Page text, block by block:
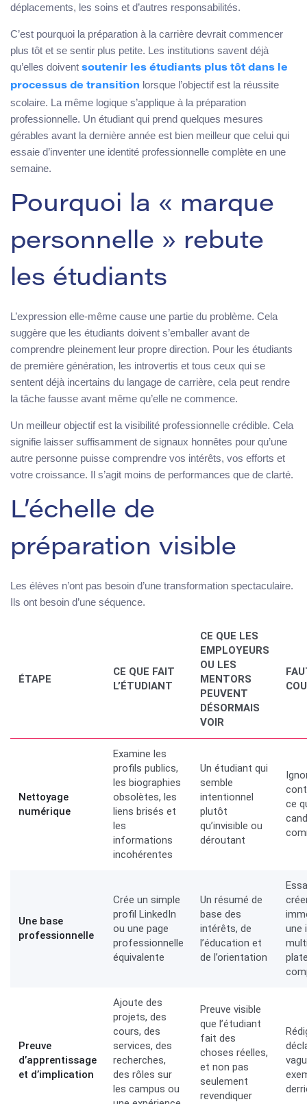
déplacements, les soins et d’autres responsabilités.
C’est pourquoi la préparation à la carrière devrait commencer
plus tôt et se sentir plus petite. Les institutions savent déjà
qu’elles doivent soutenir les étudiants plus tôt dans le
processus de transition lorsque l’objectif est la réussite
scolaire. La même logique s’applique à la préparation
professionnelle. Un étudiant qui prend quelques mesures
gérables avant la dernière année est bien meilleur que celui qui
essaie d’inventer une identité professionnelle complète en une
semaine.
Pourquoi la « marque
personnelle » rebute
les étudiants
L’expression elle-même cause une partie du problème. Cela
suggère que les étudiants doivent s’emballer avant de
comprendre pleinement leur propre direction. Pour les étudiants
de première génération, les introvertis et tous ceux qui se
sentent déjà incertains du langage de carrière, cela peut rendre
la tâche fausse avant même qu’elle ne commence.
Un meilleur objectif est la visibilité professionnelle crédible. Cela
signifie laisser suffisamment de signaux honnêtes pour qu’une
autre personne puisse comprendre vos intérêts, vos efforts et
votre croissance. Il s’agit moins de performances que de clarté.
L’échelle de
préparation visible
Les élèves n’ont pas besoin d’une transformation spectaculaire.
Ils ont besoin d’une séquence.
ÉTAPE
CE QUE FAIT
L’ÉTUDIANT
CE QUE LES
EMPLOYEURS
OU LES
MENTORS
PEUVENT
DÉSORMAIS
VOIR
Nettoyage
numérique
Examine les
profils publics,
les biographies
obsolètes, les
liens brisés et
les
informations
incohérentes
Un étudiant qui
semble
intentionnel
plutôt
qu’invisible ou
déroutant
ce
Une base
professionnelle
Crée un simple
profil LinkedIn
ou une page
professionnelle
équivalente
Un résumé de
base des
intérêts, de
l’éducation et
de l’orientation
une
Preuve
d’apprentissage
et d’implication
Ajoute des
projets, des
cours, des
services, des
recherches,
des rôles sur
les campus ou
Preuve visible
que l’étudiant
fait des
choses réelles,
et non pas
seulement
revendiquer